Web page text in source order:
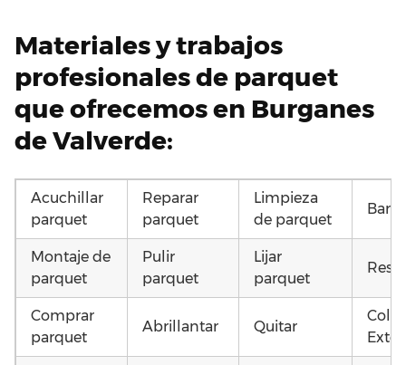
Materiales y trabajos
profesionales de parquet
que ofrecemos en Burganes
de Valverde:
Acuchillar
parquet
Reparar
parquet
Limpieza
de parquet
Montaje de
parquet
Pulir
parquet
Lijar
parquet
Comprar
parquet
Abrillantar Quitar